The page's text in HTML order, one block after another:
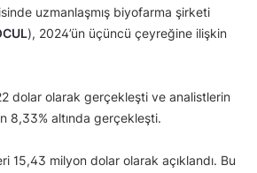
uzmanlaşmış biyofarma şirketi
), 2024’ün üçüncü çeyreğine ilişkin
dolar olarak gerçekleşti ve analistlerin
8,33% altında gerçekleşti.
15,43 milyon dolar olarak açıklandı. Bu